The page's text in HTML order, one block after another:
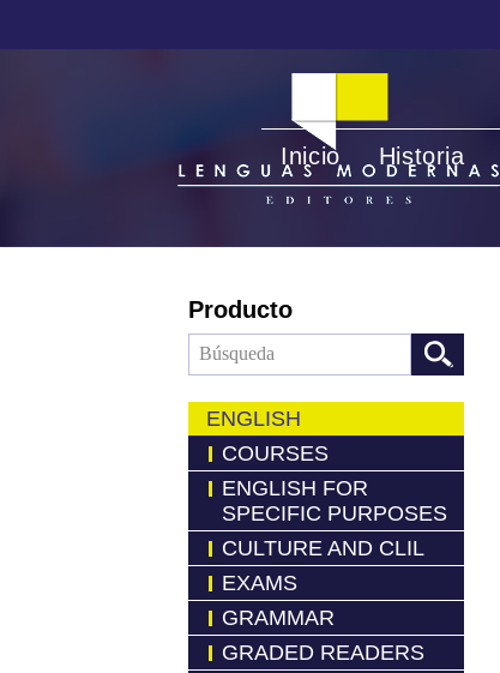
Inicio Historia
Producto
ENGLISH
COURSES
ENGLISH FOR
SPECIFIC PURPOSES
CULTURE AND CLIL
EXAMS
GRAMMAR
GRADED READERS